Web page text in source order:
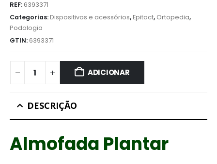
REF:6393371
Categorias:Dispositivos e acessórios,Epitact, Ortopedia,
Podologia
GTIN:6393371
ADICIONAR
DESCRIÇÃO
Almofada Plantar